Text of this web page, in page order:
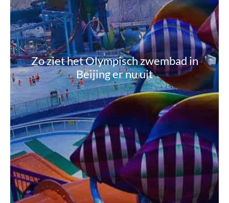
Zo ziet het Olympisch zwembad in
Beijing er nu uit